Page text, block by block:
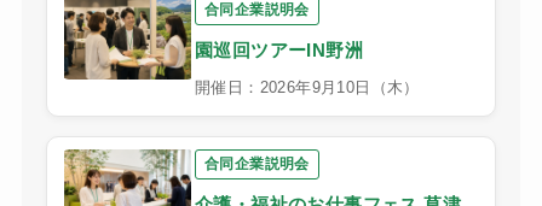
合同企業説明会
園巡回ツアーIN野洲
開催日：2026年9月10日（木）
合同企業説明会